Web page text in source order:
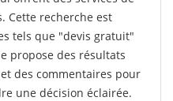
Cette recherche est
tels que "devis gratuit"
propose des résultats
des commentaires pour
une décision éclairée.